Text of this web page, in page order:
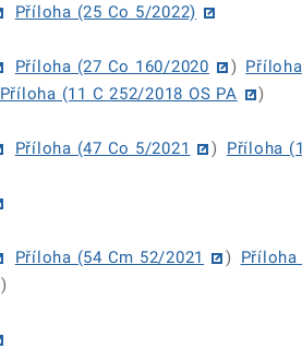
Příloha (25 Co 5/2022)
Příloha (27 Co 160/2020 )
Příloha (11 C 252/2018 OS PA )
Příloha (47 Co 5/2021 ) Příloha
Příloha (54 Cm 52/2021 ) Příloha
)